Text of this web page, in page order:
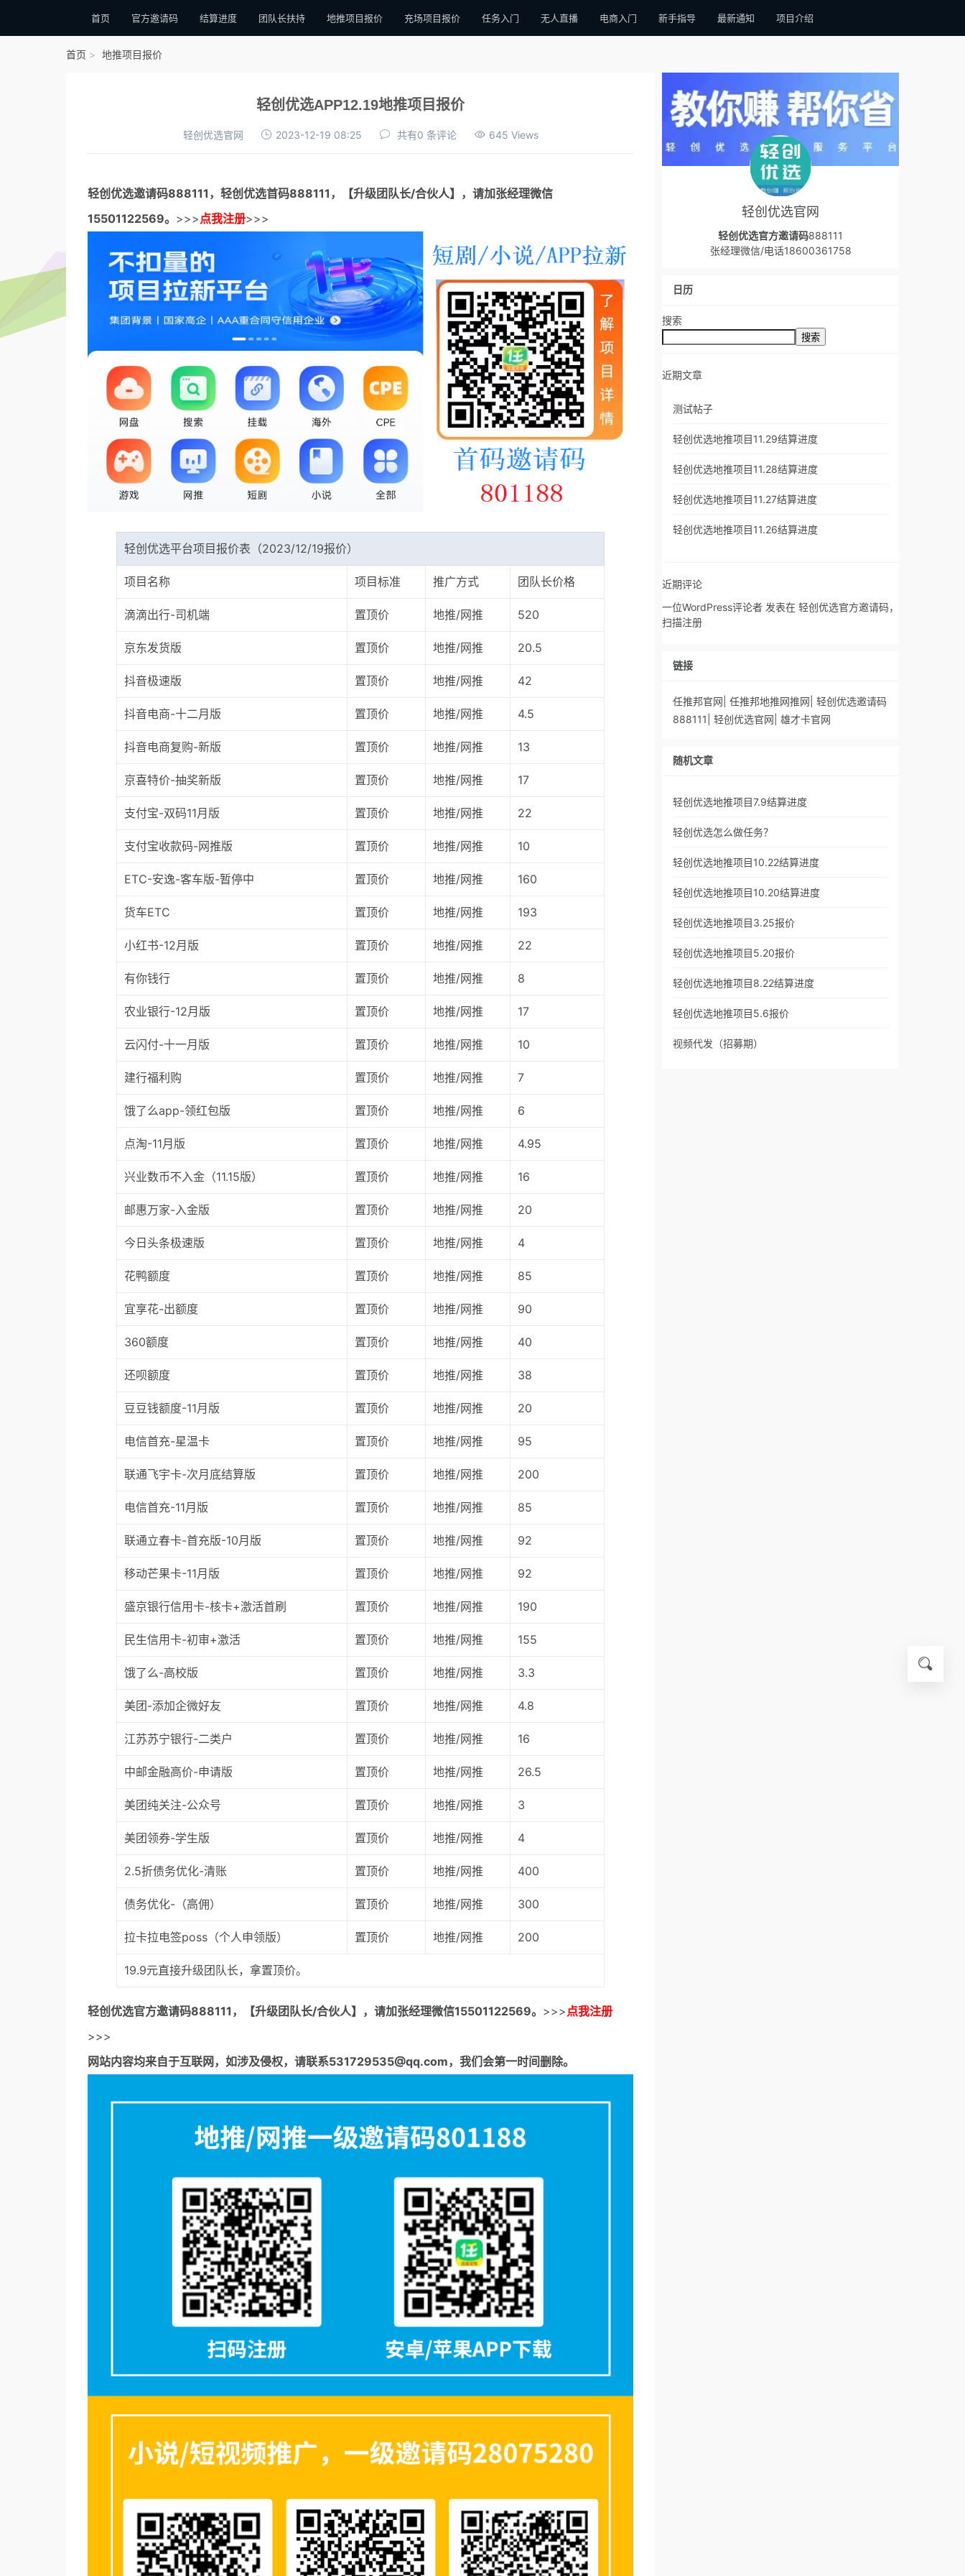
首页 官方邀请码 结算进度 团队长扶持 地推项目报价 充场项目报价 任务入门 无人直播 电商入门 新手指导 最新通知 项目介绍
首页 地推项目报价
轻创优选APP12.19地推项目报价
轻创优选官网 2023-12-19 08:25 共有0 条评论 645 Views
轻创优选邀请码888111， 轻创优选首码888111，【升级团队长/合伙人】，请加张经理微信
15501122569。 >>>点我注册>>>
轻创优选平台项目报价表（2023/12/19报价）
项目名称 项目标准 推广方式 团队长价格
滴滴出行-司机端 置顶价 地推/网推 520
京东发货版 置顶价 地推/网推 20.5
抖音极速版 置顶价 地推/网推 42
抖音电商-十二月版 置顶价 地推/网推 4.5
抖音电商复购-新版 置顶价 地推/网推 13
京喜特价-抽奖新版 置顶价 地推/网推 17
支付宝-双码11月版 置顶价 地推/网推 22
支付宝收款码-网推版 置顶价 地推/网推 10
ETC-安逸-客车版-暂停中 置顶价 地推/网推 160
货车ETC 置顶价 地推/网推 193
小红书-12月版 置顶价 地推/网推 22
有你钱行 置顶价 地推/网推 8
农业银行-12月版 置顶价 地推/网推 17
云闪付-十一月版 置顶价 地推/网推 10
建行福利购 置顶价 地推/网推 7
饿了么app-领红包版 置顶价 地推/网推 6
点淘-11月版 置顶价 地推/网推 4.95
兴业数币不入金（11.15版） 置顶价 地推/网推 16
邮惠万家-入金版 置顶价 地推/网推 20
今日头条极速版 置顶价 地推/网推 4
花鸭额度 置顶价 地推/网推 85
宜享花-出额度 置顶价 地推/网推 90
360额度 置顶价 地推/网推 40
还呗额度 置顶价 地推/网推 38
豆豆钱额度-11月版 置顶价 地推/网推 20
电信首充-星温卡 置顶价 地推/网推 95
联通飞宇卡-次月底结算版 置顶价 地推/网推 200
电信首充-11月版 置顶价 地推/网推 85
联通立春卡-首充版-10月版 置顶价 地推/网推 92
移动芒果卡-11月版 置顶价 地推/网推 92
盛京银行信用卡-核卡+激活首刷 置顶价 地推/网推 190
民生信用卡-初审+激活 置顶价 地推/网推 155
饿了么-高校版 置顶价 地推/网推 3.3
美团-添加企微好友 置顶价 地推/网推 4.8
江苏苏宁银行-二类户 置顶价 地推/网推 16
中邮金融高价-申请版 置顶价 地推/网推 26.5
美团纯关注-公众号 置顶价 地推/网推 3
美团领券-学生版 置顶价 地推/网推 4
2.5折债务优化-清账 置顶价 地推/网推 400
债务优化-（高佣） 置顶价 地推/网推 300
拉卡拉电签poss（个人申领版） 置顶价 地推/网推 200
19.9元直接升级团队长，拿置顶价。
轻创优选官方邀请码888111，【升级团队长/合伙人】，请加张经理微信15501122569。 >>>点我注册
>>>
网站内容均来自于互联网，如涉及侵权，请联系531729535@qq.com，我们会第一时间删除。
轻创优选官网
轻创优选官方邀请码888111
张经理微信/电话18600361758
日历
搜索
搜索
近期文章
测试帖子
轻创优选地推项目11.29结算进度
轻创优选地推项目11.28结算进度
轻创优选地推项目11.27结算进度
轻创优选地推项目11.26结算进度
近期评论
一位WordPress评论者 发表在 轻创优选官方邀请码，
扫描注册
链接
任推邦官网 任推邦地推网推网 轻创优选邀请码
888111
轻创优选官网 雄才卡官网
随机文章
轻创优选地推项目7.9结算进度
轻创优选怎么做任务？
轻创优选地推项目10.22结算进度
轻创优选地推项目10.20结算进度
轻创优选地推项目3.25报价
轻创优选地推项目5.20报价
轻创优选地推项目8.22结算进度
轻创优选地推项目5.6报价
视频代发（招募期）